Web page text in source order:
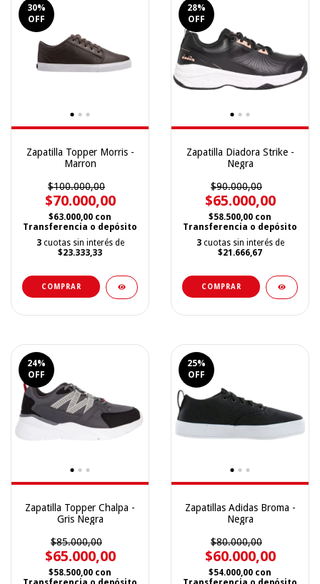
30%
OFF
Zapatilla Topper Morris -
Marron
$100.000,00
$70.000,00
$63.000,00 con
Transferencia o depósito
3 cuotas sin interés de
$23.333,33
COMPRAR
28%
OFF
Zapatilla Diadora Strike -
Negra
$90.000,00
$65.000,00
$58.500,00 con
Transferencia o depósito
3 cuotas sin interés de
$21.666,67
COMPRAR
24%
OFF
Zapatilla Topper Chalpa -
Gris Negra
$85.000,00
$65.000,00
$58.500,00 con
25%
OFF
Zapatillas Adidas Broma -
Negra
$80.000,00
$60.000,00
$54.000,00 con